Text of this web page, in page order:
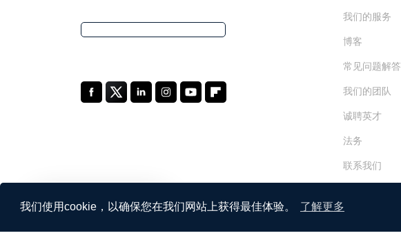
我们使用cookie，以确保您在我们网站上获得最佳体验。 了解更多
我们的服务
博客
常见问题解答
我们的团队
诚聘英才
法务
联系我们
中文